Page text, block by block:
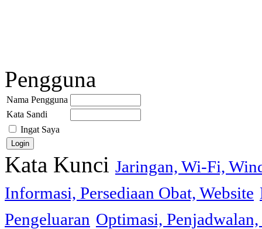
Pengguna
Nama Pengguna
Kata Sandi
Ingat Saya
Kata Kunci Jaringan, Wi-Fi,
Informasi, Persediaan Obat, Website
Pengeluaran Optimasi,